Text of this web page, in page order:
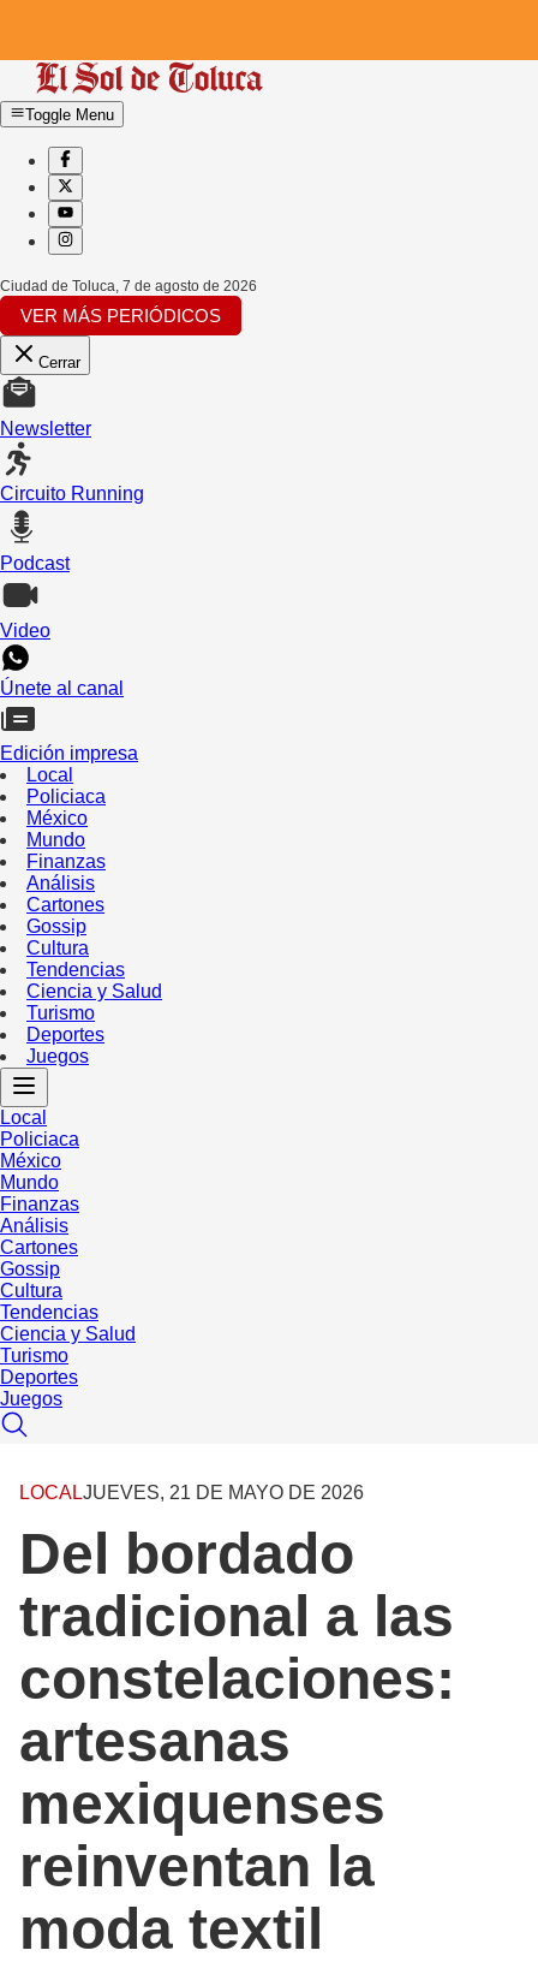
Toggle Menu
Ciudad de Toluca 7 de agosto de 2026
VER MÁS PERIÓDICOS
Cerrar
Newsletter
Circuito Running
Podcast
Video
Únete al canal
Edición impresa
Local
Policiaca
México
Mundo
Finanzas
Análisis
Cartones
Gossip
Cultura
Tendencias
Ciencia y Salud
Turismo
Deportes
Juegos
Local
Policiaca
México
Mundo
Finanzas
Análisis
Cartones
Gossip
Cultura
Tendencias
Ciencia y Salud
Turismo
Deportes
Juegos
LOCALJUEVES, 21 DE MAYO DE 2026
Del bordado
tradicional a las
constelaciones:
artesanas
mexiquenses
reinventan la
moda textil